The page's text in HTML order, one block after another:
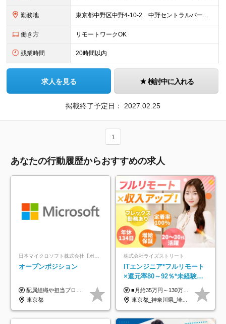
勤務地 東京都中野区中野4-10-2 中野セントラルパークサウス16F （将来的な就業場所の変更の範囲）会社の定める事業所への異動（総合職は転居を伴う配置転換を含む）を命じることがある。
働き方 リモートワークOK
残業時間 20時間以内
求人を見る 検討中に入れる
掲載終了予定日： 2027.02.25
1
あなたの行動履歴からおすすめの求人
日本マイクロソフト株式会社【ポジションマッチ登録】
オープンポジション
配属組織や担当プロジェクトにより異なります。 ▼参考情報 ----------------------- 年俸650万～（1/12を月々支給） ※経験、能力を考慮の上、当社規定により優遇いたします。 ※時間外、休日出勤、深夜手当に対する賃金も基本年俸に含みます。
東京都
株式会社ライズストリート
ITエンジニア*フルリモート
×還元率80～92％*未経験歓
迎*年休134日*月給35万～*
定着率100%
■月給35万円～130万円＋賞与年2回＋各種手当 ※システムエンジニアの経験をお持ちの方は月給41万円以上＋賞与年2回（108万円～）＋手当 ■単価（年収）アップのチャンスは最大年12回 ※残業代は1分単位で100％全額支給。サービス残業などは一切ありません ※試用期間6ヵ月（試用期間中の待遇・給与に差はありません）
東京都_神奈川県_埼玉県_千葉県_大阪府_愛知県_北海道_青森県_岩手県_宮城県_秋田県_山形県_福島県_茨城県_栃木県_群馬県_新潟県_山梨県_長野県_富山県_石川県_福井県_静岡県_岐阜県_三重県_兵庫県_京都府_滋賀県_奈良県_和歌山県_広島県_岡山県_鳥取県_島根県_山口県_徳島県_香川県_愛媛県_高知県_福岡県_熊本県_佐賀県_長崎県_大分県_宮崎県_鹿児島県_沖縄県